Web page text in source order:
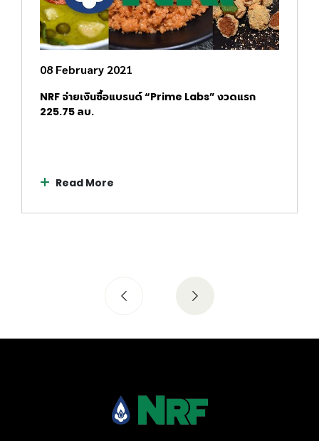
08 February 2021
NRF จ่ายเงินซื้อแบรนด์ “Prime Labs” งวดแรก
225.75 ลบ.
Read More